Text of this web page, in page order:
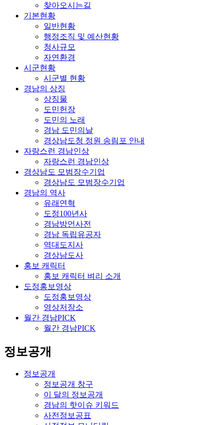
찾아오시는길
기본현황
일반현황
행정조직 및 예산현황
청사규모
자연환경
시군현황
시군별 현황
경남의 상징
상징물
도민헌장
도민의 노래
경남 도민의날
경상남도청 정원 송림포 안내
자랑스런 경남인상
자랑스런 경남인상
경상남도 모범장수기업
경상남도 모범장수기업
경남의 역사
유래연혁
도정100년사
경남방언사전
경남 독립유공자
역대도지사
경상남도사
홍보 캐릭터
홍보 캐릭터 벼리 소개
도정홍보영상
도정홍보영상
영상저장소
월간 경남PICK
월간 경남PICK
정보공개
정보공개
정보공개 창구
이 달의 정보공개
경남의 핫이슈 키워드
사전정보공표